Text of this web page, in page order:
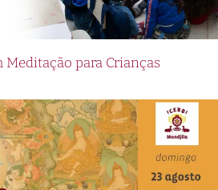
Meditação para Crianças